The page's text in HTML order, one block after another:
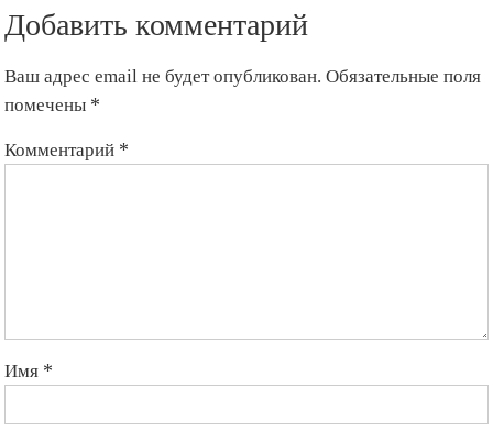
Добавить комментарий
Ваш адрес email не будет опубликован. Обязательные поля
помечены *
Комментарий *
Имя *